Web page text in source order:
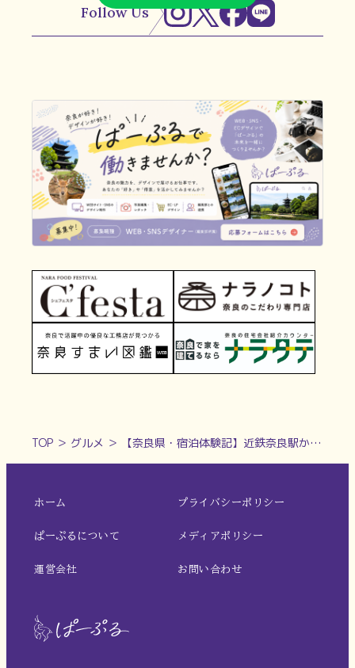
Follow Us
TOP ＞ グルメ ＞ 【奈良県・宿泊体験記】近鉄奈良駅から「徒歩7分」とアクセス抜群！「美食・オールインクルーシブ」の宿 | セトレならまち
ホーム
ぱーぷるについて
運営会社
プライバシーポリシー
メディアポリシー
お問い合わせ